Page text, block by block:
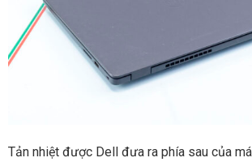
Tản nhiệt được Dell đưa ra phía sau của